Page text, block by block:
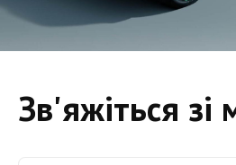
Зв'яжіться зі